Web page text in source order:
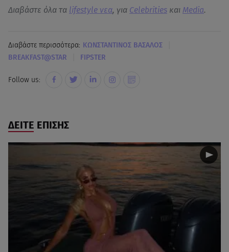
Διαβάστε όλα τα lifestyle νεα, για Celebrities και Media.
Διαβάστε περισσότερα: ΚΩΝΣΤΑΝΤΙΝΟΣ ΒΑΣΑΛΟΣ
BREAKFAST@STAR FIPSTER
Follow us:
ΔΕΙΤΕ ΕΠΙΣΗΣ